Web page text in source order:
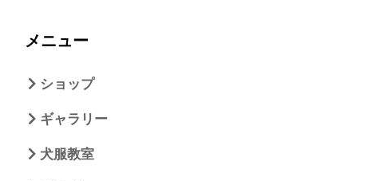
メニュー
ショップ
ギャラリー
犬服教室